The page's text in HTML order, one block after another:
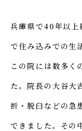
兵庫県で40年以
で住み込みでの生
この院には数多く
た。院長の大谷大
折・脱臼などの急
できました。その